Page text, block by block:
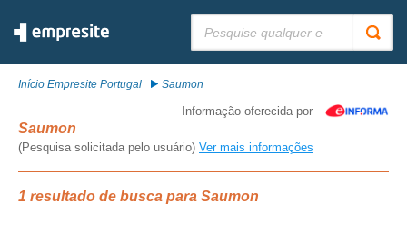
Início Empresite Portugal Saumon
Informação oferecida por
Saumon
(Pesquisa solicitada pelo usuário) Ver mais informações
1 resultado de busca para Saumon